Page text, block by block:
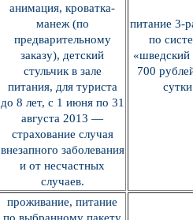
анимация, кроватка-
манеж (по
предварительному
заказу), детский
стульчик в зале
питания, для туриста
до 8 лет, с 1 июня по 31
августа 2013 —
страхование случая
внезапного заболевания
и от несчастных
случаев.
питание 3-
по
«шведский
700
сутки
проживание, питание